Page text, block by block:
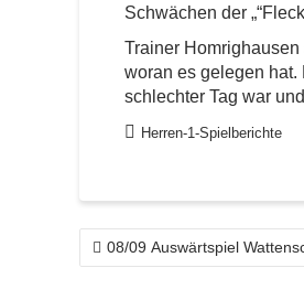
Schwächen der
Trainer Homrighausen
woran es gelegen hat.
schlechter Tag war
Herren-1-Spielberichte
08/09 Auswärtspiel